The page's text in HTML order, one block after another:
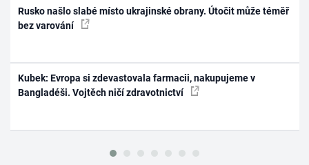
Rusko našlo slabé místo ukrajinské obrany. Útočit může téměř
bez varování
Kubek: Evropa si zdevastovala farmacii, nakupujeme v
Bangladéši. Vojtěch ničí zdravotnictví